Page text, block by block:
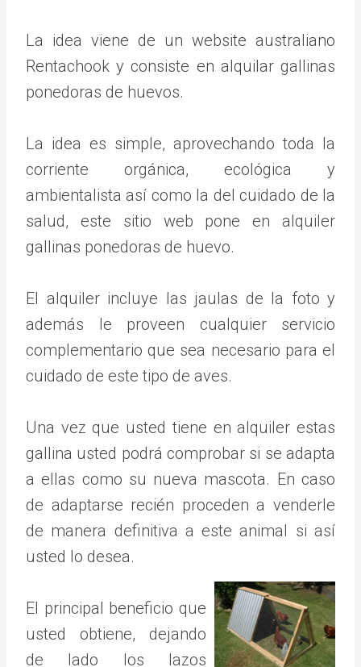
La idea viene de un website australiano
Rentachook y consiste en alquilar gallinas
ponedoras de huevos.
La idea es simple, aprovechando toda la
corriente orgánica, ecológica y
ambientalista así como la del cuidado de la
salud, este sitio web pone en alquiler
gallinas ponedoras de huevo.
El alquiler incluye las jaulas de la foto y
además le proveen cualquier servicio
complementario que sea necesario para el
cuidado de este tipo de aves.
Una vez que usted tiene en alquiler estas
gallina usted podrá comprobar si se adapta
a ellas como su nueva mascota. En caso
de adaptarse recién proceden a venderle
de manera definitiva a este animal si así
usted lo desea.
El principal beneficio que
usted obtiene, dejando
de lado los lazos